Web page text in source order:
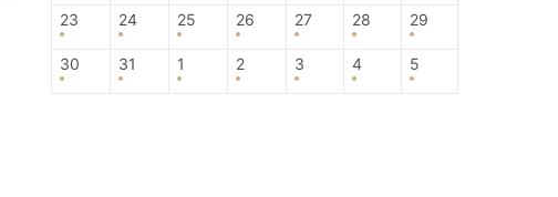
23 24 25 26 27 28 29
30 31 1 2 3 4 5